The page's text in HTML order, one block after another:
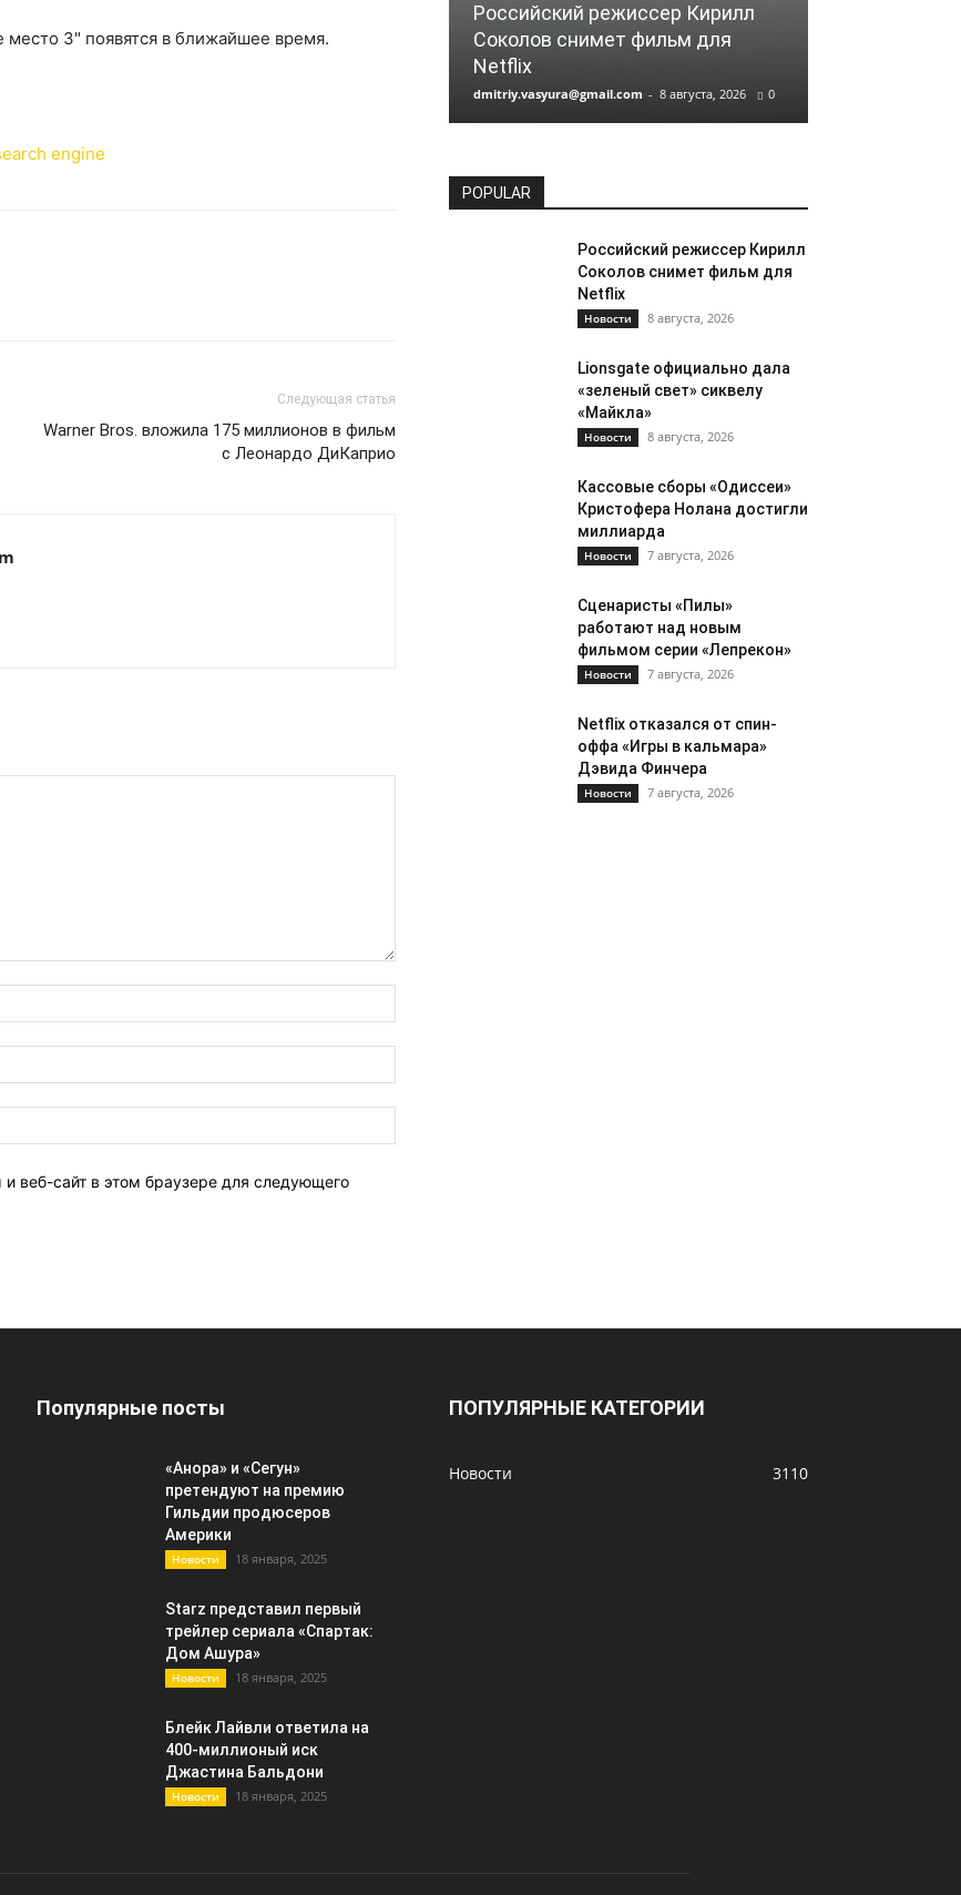
3" появятся в ближайшее время.
Следующая статья
Warner Bros. вложила 175 миллионов в фильм
с Леонардо ДиКаприо
веб-сайт в этом браузере для следующего
Российский режиссер Кирилл
Соколов снимет фильм для
Netflix
dmitriy.vasyura@gmail.com - 8 августа, 2026 0
POPULAR
Российский режиссер Кирилл
Соколов снимет фильм для
Netflix
Новости 8 августа, 2026
Lionsgate официально дала
«зеленый свет» сиквелу
«Майкла»
Новости 8 августа, 2026
Кассовые сборы «Одиссеи»
Кристофера Нолана достигли
миллиарда
Новости 7 августа, 2026
Сценаристы «Пилы»
работают над новым
фильмом серии «Лепрекон»
Новости 7 августа, 2026
Netflix отказался от спин-
оффа «Игры в кальмара»
Дэвида Финчера
Новости 7 августа, 2026
Популярные посты
«Анора» и «Сегун»
претендуют на премию
Гильдии продюсеров
Америки
Новости 18 января, 2025
Starz представил первый
трейлер сериала «Спартак:
Дом Ашура»
Новости 18 января, 2025
Блейк Лайвли ответила на
400-миллионый иск
Джастина Бальдони
Новости 18 января, 2025
ПОПУЛЯРНЫЕ КАТЕГОРИИ
Новости 3110